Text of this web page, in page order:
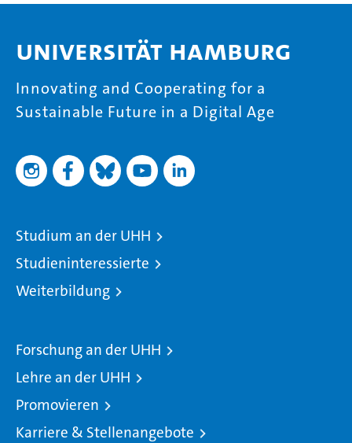
Universität Hamburg
Innovating and Cooperating for a
Sustainable Future in a Digital Age
Studium an der UHH
Studieninteressierte
Weiterbildung
Forschung an der UHH
Lehre an der UHH
Promovieren
Karriere & Stellenangebote